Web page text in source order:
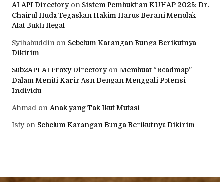
AI API Directoryon Sistem Pembuktian KUHAP 2025: Dr.
Chairul Huda Tegaskan Hakim Harus Berani Menolak
Alat Bukti Ilegal
Syihabuddin on Sebelum Karangan Bunga Berikutnya
Dikirim
Sub2API AI Proxy Directoryon Membuat “Roadmap”
Dalam Meniti Karir Asn Dengan Menggali Potensi
Individu
Ahmad on Anak yang Tak Ikut Mutasi
Istyon Sebelum Karangan Bunga Berikutnya Dikirim